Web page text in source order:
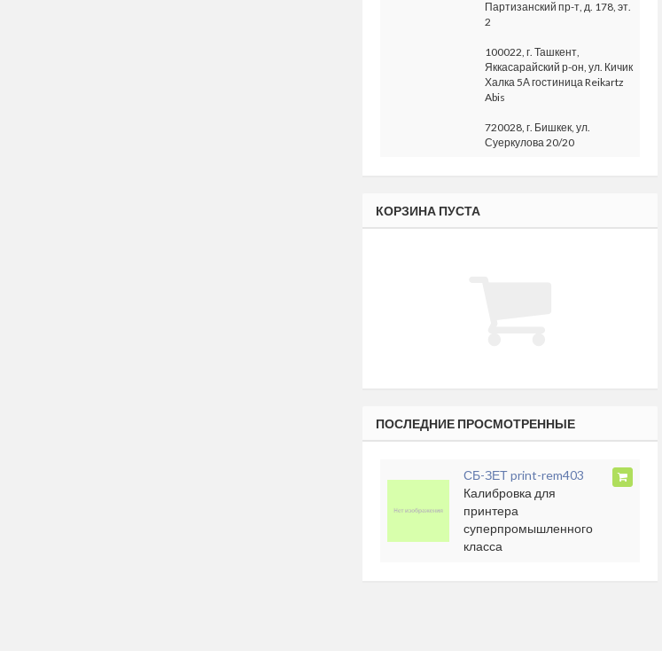
Партизанский пр-т, д. 178, эт.
2
100022, г. Ташкент,
Яккасарайский р-он, ул. Кичик
Халка 5А гостиница Reikartz
Abis
720028, г. Бишкек, ул.
Суеркулова 20/20
КОРЗИНА ПУСТА
ПОСЛЕДНИЕ ПРОСМОТРЕННЫЕ
СБ-ЗЕТ print-rem403
Калибровка для
принтера
суперпромышленного
класса